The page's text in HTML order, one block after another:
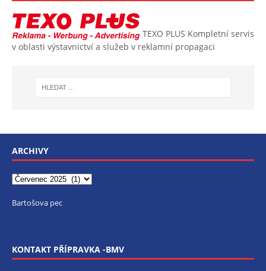
TEXO PLUS Kompletní servis
v oblasti výstavnictví a služeb v reklamní propagaci
ARCHIVY
Bartošova pec
KONTAKT PŘÍPRAVKA -BMV